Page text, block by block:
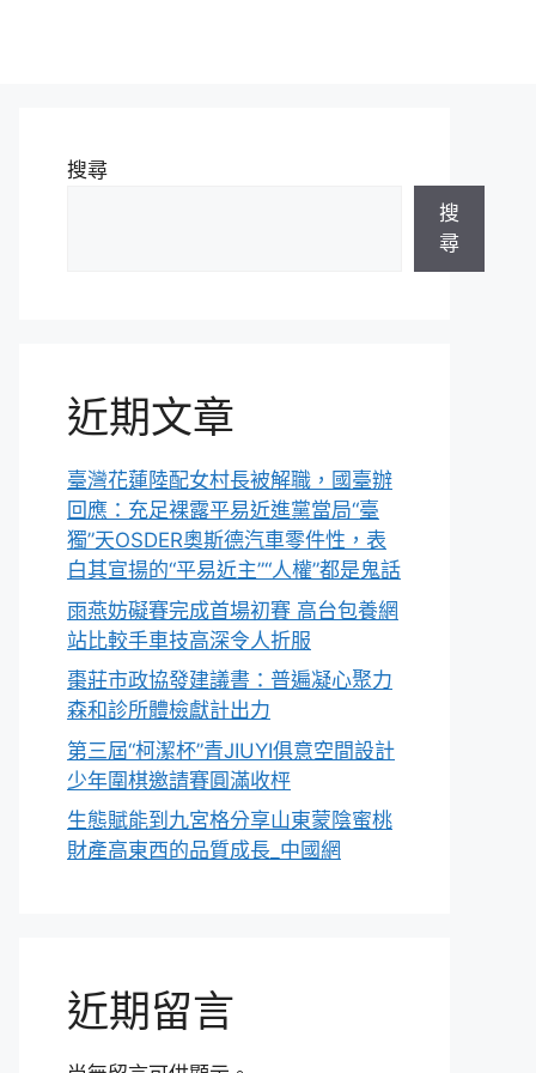
搜尋
搜
尋
近期文章
臺灣花蓮陸配女村長被解職，國臺辦
回應：充足裸露平易近進黨當局“臺
獨”天OSDER奧斯德汽車零件性，表
白其宣揚的“平易近主”“人權”都是鬼話
雨燕妨礙賽完成首場初賽 高台包養網
站比較手車技高深令人折服
棗莊市政協發建議書：普遍凝心聚力
森和診所體檢獻計出力
第三屆“柯潔杯”青JIUYI俱意空間設計
少年圍棋邀請賽圓滿收枰
生態賦能到九宮格分享山東蒙陰蜜桃
財產高東西的品質成長_中國網
近期留言